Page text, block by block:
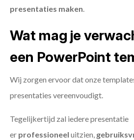
presentaties maken.
Wat mag je
een PowerPoint
Wij zorgen ervoor dat onze
presentaties vereenvoudigt.
Tegelijkertijd zal iedere presentatie
er professioneel uitzien,